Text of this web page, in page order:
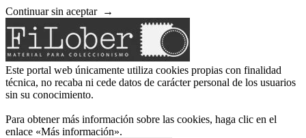
Continuar sin aceptar →
Este portal web únicamente utiliza cookies propias con finalidad
técnica, no recaba ni cede datos de carácter personal de los usuarios
sin su conocimiento.
Para obtener más información sobre las cookies, haga clic en el
enlace «Más información».